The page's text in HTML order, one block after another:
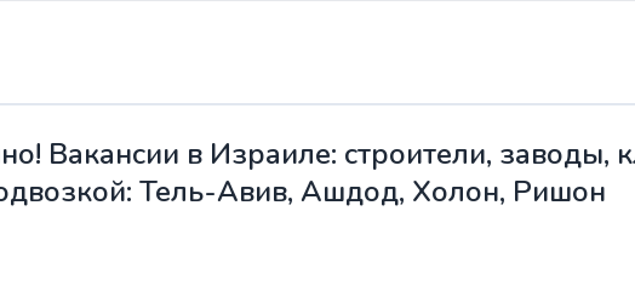
Вакансии в Израиле: строители, заводы,
Тель-Авив, Ашдод, Холон, Ришон